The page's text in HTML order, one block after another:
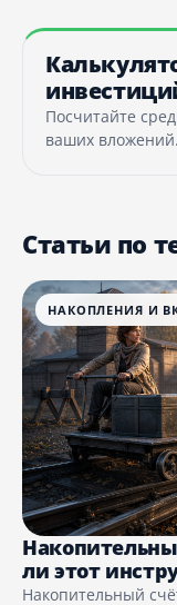
Посчитайте
ваших вложений.
Статьи по
НАКОПЛЕНИЯ И
ли этот
Накопительный